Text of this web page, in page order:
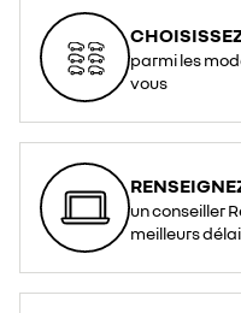
parmi les
vous
un conseiller
meilleurs